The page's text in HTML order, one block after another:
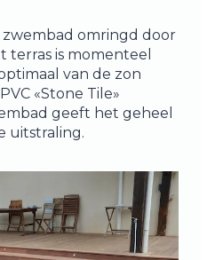
omringd door
terras is momenteel
van de zon
«Stone Tile»
geeft het geheel
uitstraling.